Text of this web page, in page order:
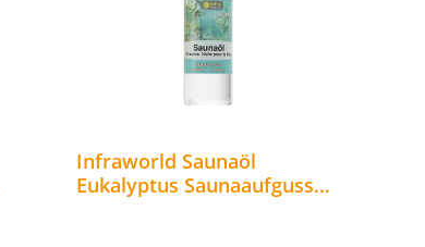
Infraworld Saunaöl
Eukalyptus Saunaaufguss